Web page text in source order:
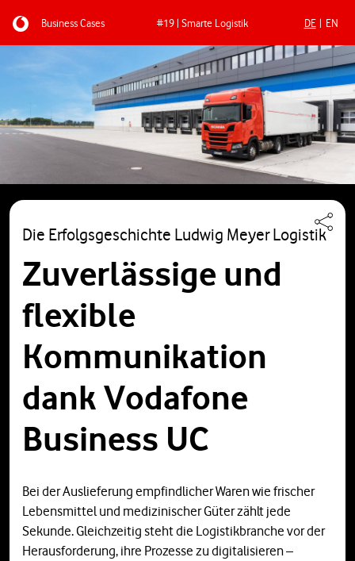
Business Cases #19 | Smarte Logistik DE EN
Die Erfolgsgeschichte Ludwig Meyer Logistik
Zuverlässige und
flexible
Kommunikation
dank Vodafone
Business UC
Bei der Auslieferung empfindlicher Waren wie frischer
Lebensmittel und medizinischer Güter zählt jede
Sekunde. Gleichzeitig steht die Logistikbranche vor der
Herausforderung, ihre Prozesse zu digitalisieren –